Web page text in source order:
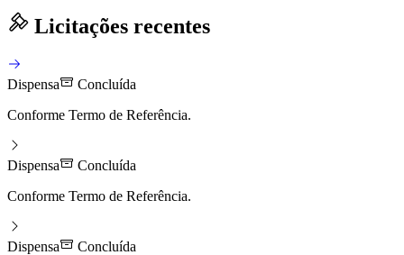
Licitações recentes
Dispensa
Concluída
Conforme Termo de Referência.
Dispensa
Concluída
Conforme Termo de Referência.
Dispensa
Concluída